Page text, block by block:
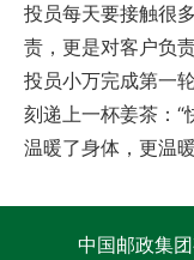
投员每天要接触很
责，更是对客户负
投员小万完成第一
刻递上一杯姜茶：“
温暖了身体，更温暖
中国邮政集